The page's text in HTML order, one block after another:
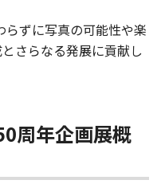
ずに写真の可能性や楽
さらなる発展に貢献し
周年企画展概